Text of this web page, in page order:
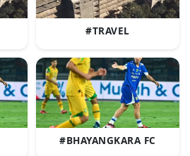
#TRAVEL
#BHAYANGKARA FC